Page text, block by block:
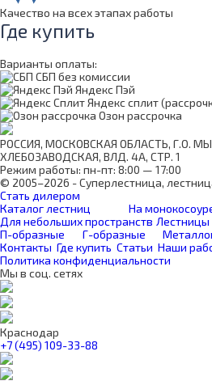
Качество на всех этапах работы
Где купить
Варианты оплаты:
СБП без комиссии
Яндекс Пэй
Яндекс сплит
Озон рассрочка
РОССИЯ, МОСКОВСКАЯ ОБЛАСТЬ, Г.О.
ХЛЕБОЗАВОДСКАЯ, ВЛД. 4А, СТР. 1
Режим работы: пн-пт: 8:00 — 17:00
© 2005–2026 - Суперлестница,
Стать дилером
Каталог лестниц
На
Для небольших пространств Лестницы
П-образные
Г-образные
Контакты Где купить Статьи Наши
Политика конфиденциальности
Мы в соц. сетях
Краснодар
+7 (495) 109-33-88